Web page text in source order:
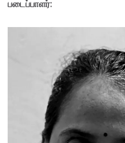
படைப்பாளர்: